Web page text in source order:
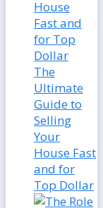
The
Ultimate
Guide to
Selling
Your
House Fast
and for
Top Dollar